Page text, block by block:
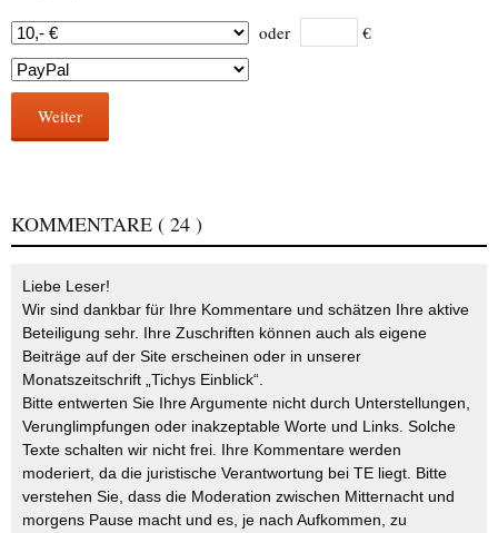
oder €
Weiter
KOMMENTARE ( 24 )
Liebe Leser!
Wir sind dankbar für Ihre Kommentare und schätzen Ihre aktive
Beteiligung sehr. Ihre Zuschriften können auch als eigene
Beiträge auf der Site erscheinen oder in unserer
Monatszeitschrift „Tichys Einblick“.
Bitte entwerten Sie Ihre Argumente nicht durch Unterstellungen,
Verunglimpfungen oder inakzeptable Worte und Links. Solche
Texte schalten wir nicht frei. Ihre Kommentare werden
moderiert, da die juristische Verantwortung bei TE liegt. Bitte
verstehen Sie, dass die Moderation zwischen Mitternacht und
morgens Pause macht und es, je nach Aufkommen, zu